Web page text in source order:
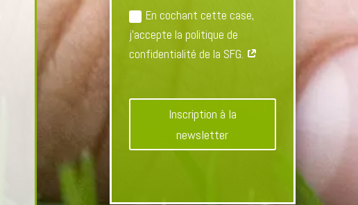
En cochant cette case,
j'accepte la politique de
confidentialité de la SFG.
Inscription à la
newsletter